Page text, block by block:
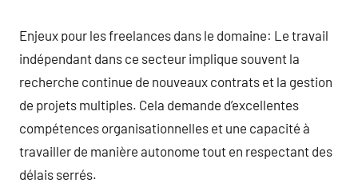
Enjeux pour les freelances dans le domaine: Le travail
indépendant dans ce secteur implique souvent la
recherche continue de nouveaux contrats et la gestion
de projets multiples. Cela demande d’excellentes
compétences organisationnelles et une capacité à
travailler de manière autonome tout en respectant des
délais serrés.